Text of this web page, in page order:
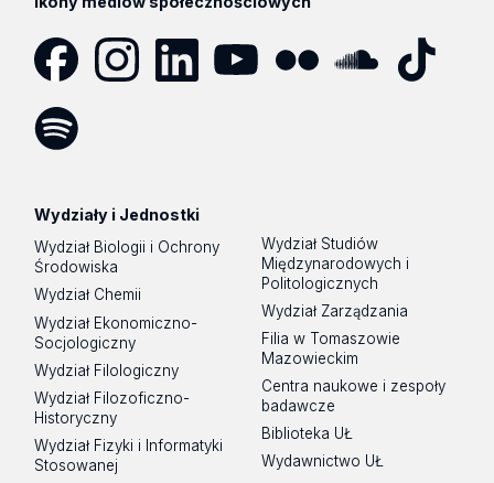
Wydziały i Jednostki
Wydział Biologii i Ochrony
Środowiska
Wydział Chemii
Wydział Ekonomiczno-
Socjologiczny
Wydział Filologiczny
Wydział Filozoficzno-
Historyczny
Wydział Fizyki i Informatyki
Stosowanej
Wydział Studiów
Międzynarodowych i
Politologicznych
Wydział Zarządzania
Filia w Tomaszowie
Mazowieckim
Centra naukowe i zespoły
badawcze
Biblioteka UŁ
Wydawnictwo UŁ